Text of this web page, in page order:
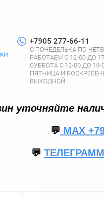
+7905 277-66-11
С ПОНЕДЕЛЬКА ПО
РАБОТАЕМ С 12-00 ДО
СУББОТА С 12-00 ДО 16-
ПЯТНИЦА И
ВЫХОДНОЙ.
уточняйте
💬 МАХ
💬 ТЕЛЕГРАММ